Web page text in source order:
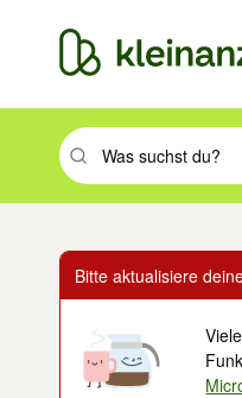
Suchbegriff eingeben.
Bitte aktualisiere